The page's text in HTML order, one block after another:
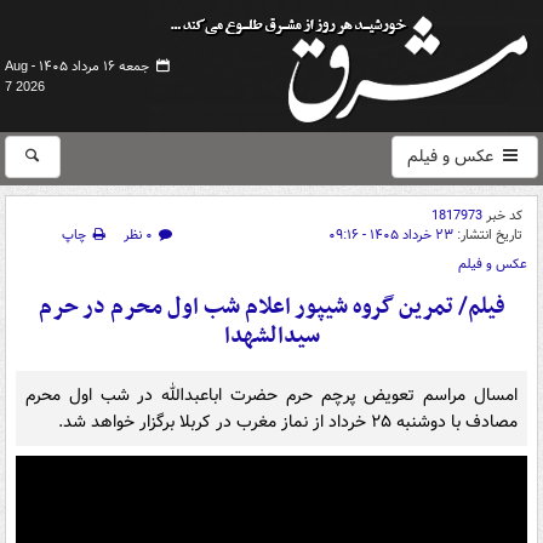
جمعه ۱۶ مرداد ۱۴۰۵ -
Aug
7 2026
عکس و فیلم
کد خبر1817973
تاریخ انتشار: ۲۳ خرداد ۱۴۰۵ - ۰۹:۱۶ ۰ نظر
چاپ
عکس و فیلم
فیلم/ تمرین گروه شیپور اعلام شب اول محرم در حرم
سیدالشهدا
امسال مراسم تعویض پرچم حرم حضرت اباعبدالله در شب اول محرم
مصادف با دوشنبه ۲۵ خرداد از نماز مغرب در کربلا برگزار خواهد شد.